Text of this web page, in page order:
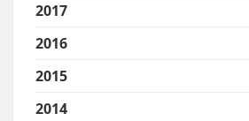
2017
2016
2015
2014